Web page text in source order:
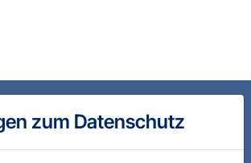
zum Datenschutz